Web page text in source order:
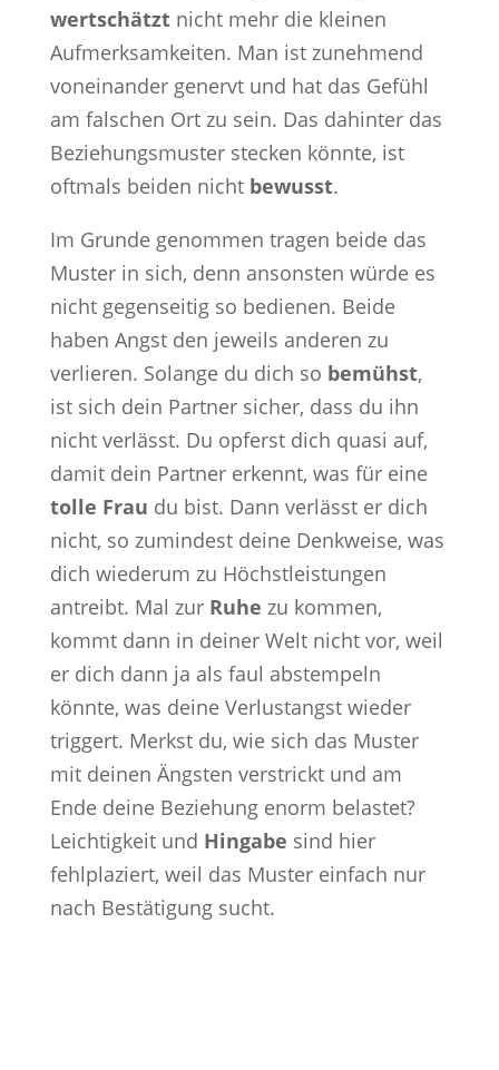
wertschätzt nicht mehr die kleinen
Aufmerksamkeiten. Man ist zunehmend
voneinander genervt und hat das Gefühl
am falschen Ort zu sein. Das dahinter das
Beziehungsmuster stecken könnte, ist
oftmals beiden nicht bewusst.
Im Grunde genommen tragen beide das
Muster in sich, denn ansonsten würde es
nicht gegenseitig so bedienen. Beide
haben Angst den jeweils anderen zu
verlieren. Solange du dich so bemühst,
ist sich dein Partner sicher, dass du ihn
nicht verlässt. Du opferst dich quasi auf,
damit dein Partner erkennt, was für eine
tolle Frau du bist. Dann verlässt er dich
nicht, so zumindest deine Denkweise, was
dich wiederum zu Höchstleistungen
antreibt. Mal zur Ruhe zu kommen,
kommt dann in deiner Welt nicht vor, weil
er dich dann ja als faul abstempeln
könnte, was deine Verlustangst wieder
triggert. Merkst du, wie sich das Muster
mit deinen Ängsten verstrickt und am
Ende deine Beziehung enorm belastet?
Leichtigkeit und Hingabe sind hier
fehlplaziert, weil das Muster einfach nur
nach Bestätigung sucht.